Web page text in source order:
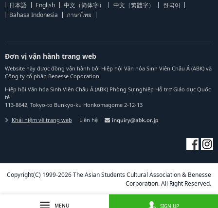
日本語 English 中文（简体字） 中文（繁體字）
한국어
Bahasa Indonesia
ภาษาไทย
Đơn vị vận hành trang web
Website này được đồng vận hành bởi Hiệp hội Văn hóa Sinh Viên Châu Á (ABK) và
Công ty cổ phần Benesse Coporation.
Hiệp hội Văn hóa Sinh Viên Châu Á (ABK) Phòng Sự nghiệp Hỗ trợ Giáo dục Quốc
tế
113-8642, Tokyo-to Bunkyo-ku Honkomagome 2-12-13
Khái niệm về trang web Liên hệ
Copyright(C) 1999-2026 The Asian Students Cultural Association & Benesse
Corporation. All Right Reserved.
MENU SIGN UP